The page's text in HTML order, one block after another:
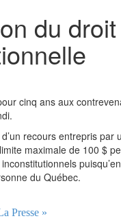
du
cinq ans aux
recours entrepris
maximale de 100 $
du Québec.
Presse »